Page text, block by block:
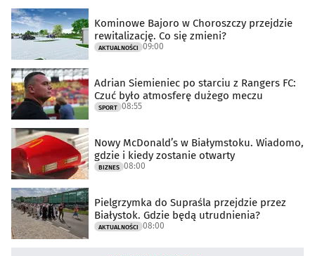
Kominowe Bajoro w Choroszczy przejdzie
rewitalizację. Co się zmieni?
AKTUALNOŚCI 09:00
Adrian Siemieniec po starciu z Rangers FC:
Czuć było atmosferę dużego meczu
SPORT 08:55
Nowy McDonald’s w Białymstoku. Wiadomo,
gdzie i kiedy zostanie otwarty
BIZNES 08:00
Pielgrzymka do Supraśla przejdzie przez
Białystok. Gdzie będą utrudnienia?
AKTUALNOŚCI 08:00